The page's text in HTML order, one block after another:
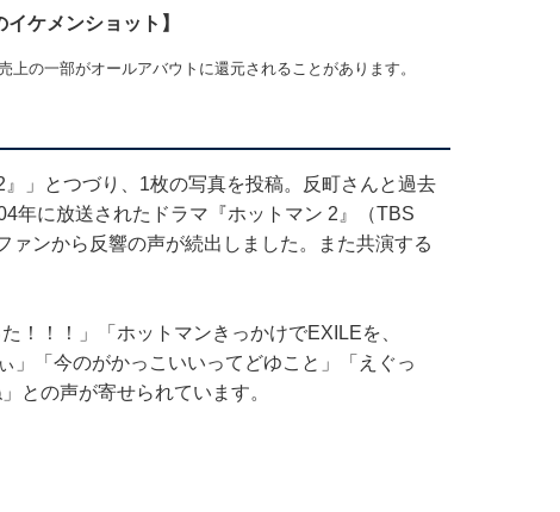
ケメンショット】
の一部がオールアバウトに還元されることがあります。
」とつづり、1枚の写真を投稿。反町さんと過去
年に放送されたドラマ『ホットマン 2』（TBS
ンから反響の声が続出しました。また共演する
！！！」「ホットマンきっかけでEXILEを、
」「今のがかっこいいってどゆこと」「えぐっ
との声が寄せられています。